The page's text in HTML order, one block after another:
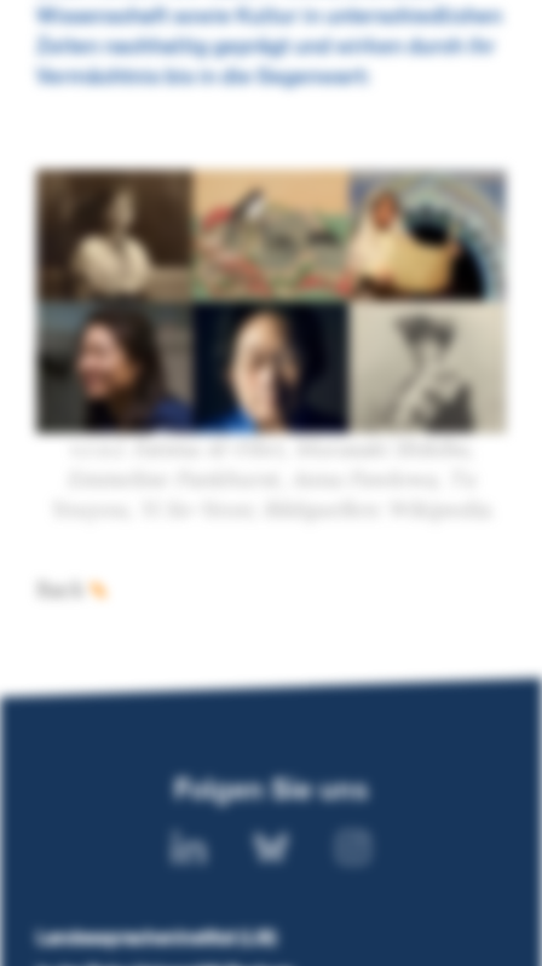
Wissenschaft sowie Kultur in unterschiedlichen
Zeiten nachhaltig geprägt und wirken durch ihr
Vermächtnis bis in die Gegenwart:
v.r.n.l. Fatima Al-Fihri, Murasaki Shikibu,
Back
Folgen Sie uns
Landesspracheninstitut (LSI)